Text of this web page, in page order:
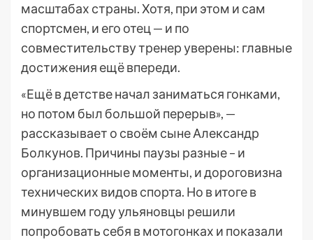
масштабах страны. Хотя, при этом и сам
спортсмен, и его отец — и по
совместительству тренер уверены: главные
достижения ещё впереди.
«Ещё в детстве начал заниматься гонками,
но потом был большой перерыв», —
рассказывает о своём сыне Александр
Болкунов. Причины паузы разные – и
организационные моменты, и дороговизна
технических видов спорта. Но в итоге в
минувшем году ульяновцы решили
попробовать себя в мотогонках и показали